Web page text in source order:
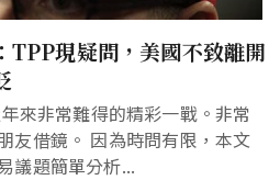
TPP現疑問，美國不致離開
來非常難得的精彩一戰。非常
友借鏡。 因為時問有限，本文
議題簡單分析...